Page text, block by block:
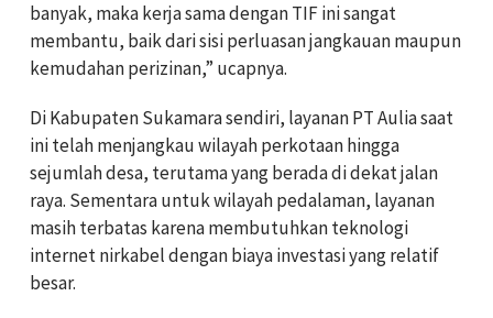
banyak, maka kerja sama dengan TIF ini sangat
membantu, baik dari sisi perluasan jangkauan maupun
kemudahan perizinan,” ucapnya.
Di Kabupaten Sukamara sendiri, layanan PT Aulia saat
ini telah menjangkau wilayah perkotaan hingga
sejumlah desa, terutama yang berada di dekat jalan
raya. Sementara untuk wilayah pedalaman, layanan
masih terbatas karena membutuhkan teknologi
internet nirkabel dengan biaya investasi yang relatif
besar.